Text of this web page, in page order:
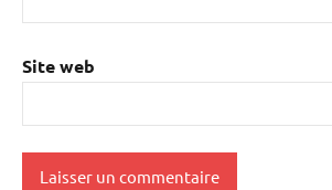
Site web